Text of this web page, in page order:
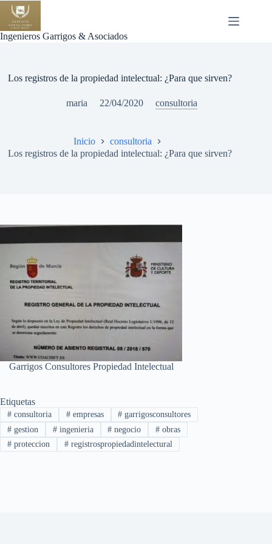
Saltar
contenido
Ingenieros Garrigos & Asociados
Los registros de la propiedad intelectual: ¿Para que sirven?
maria 22/04/2020 consultoria
Inicio
consultoria
Los registros de la propiedad intelectual: ¿Para que sirven?
Garrigos Consultores Propiedad Intelectual
Etiquetas
#consultoria #empresas # garrigosconsultores
#gestion #ingenieria # negocio # obras
#proteccion #registrospropiedadintelectural